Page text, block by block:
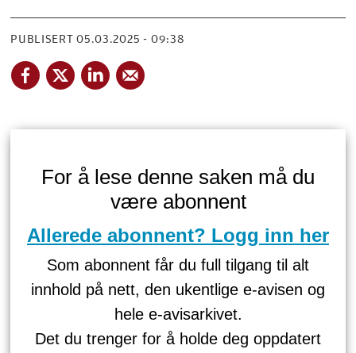
PUBLISERT 05.03.2025 - 09:38
For å lese denne saken må du
være abonnent
Allerede abonnent? Logg inn her
Som abonnent får du full tilgang til alt
innhold på nett, den ukentlige e-avisen og
hele e-avisarkivet.
Det du trenger for å holde deg oppdatert